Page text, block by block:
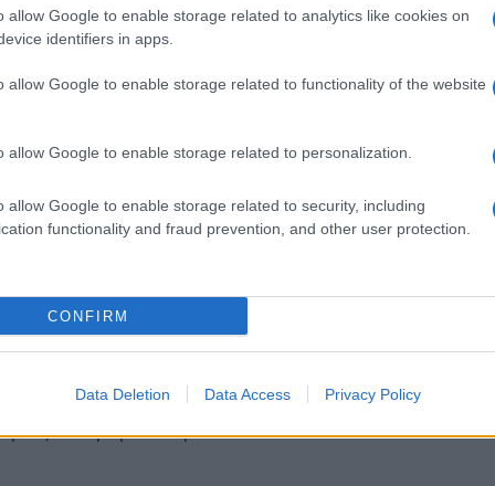
allow Google to enable storage related to analytics like cookies on
identifiers in apps.
allow Google to enable storage related to functionality of the website
allow Google to enable storage related to personalization.
allow Google to enable storage related to security, including
functionality and fraud prevention, and other user protection.
CONFIRM
Data Deletion Data Access Privacy Policy
ήδη σε εξέλιξη ο τέταρτος γύρος
με τους πρεσβευτές του Ισραήλ και του
συναντήσεις στο Στέιτ Ντιπάρτμεντ.
και τις σχετικές δεσμεύσεις του
το πολεμικό σκηνικό παραμένει
τις αεροπορικές επιδρομές και
πλήττοντας σήμερα τα περίχωρα της
αποτέλεσμα να χάσουν τη ζωή τους
στους οποίους ένας στρατιώτης και
η Χεζμπολάχ απαντά στα πλήγματα
στο βόρειο Ισραήλ.
από